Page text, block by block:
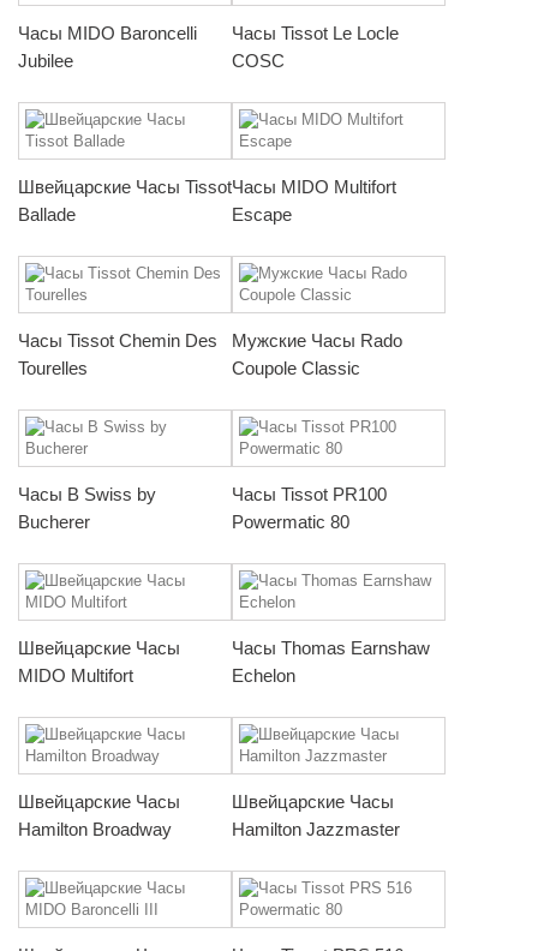
Часы MIDO Baroncelli
Jubilee
Часы Tissot Le Locle
COSC
Швейцарские Часы Tissot
Ballade
Часы MIDO Multifort
Escape
Часы Tissot Chemin Des
Tourelles
Мужские Часы Rado
Coupole Classic
Часы B Swiss by
Bucherer
Часы Tissot PR100
Powermatic 80
Швейцарские Часы
MIDO Multifort
Часы Thomas Earnshaw
Echelon
Швейцарские Часы
Hamilton Broadway
Швейцарские Часы
Hamilton Jazzmaster